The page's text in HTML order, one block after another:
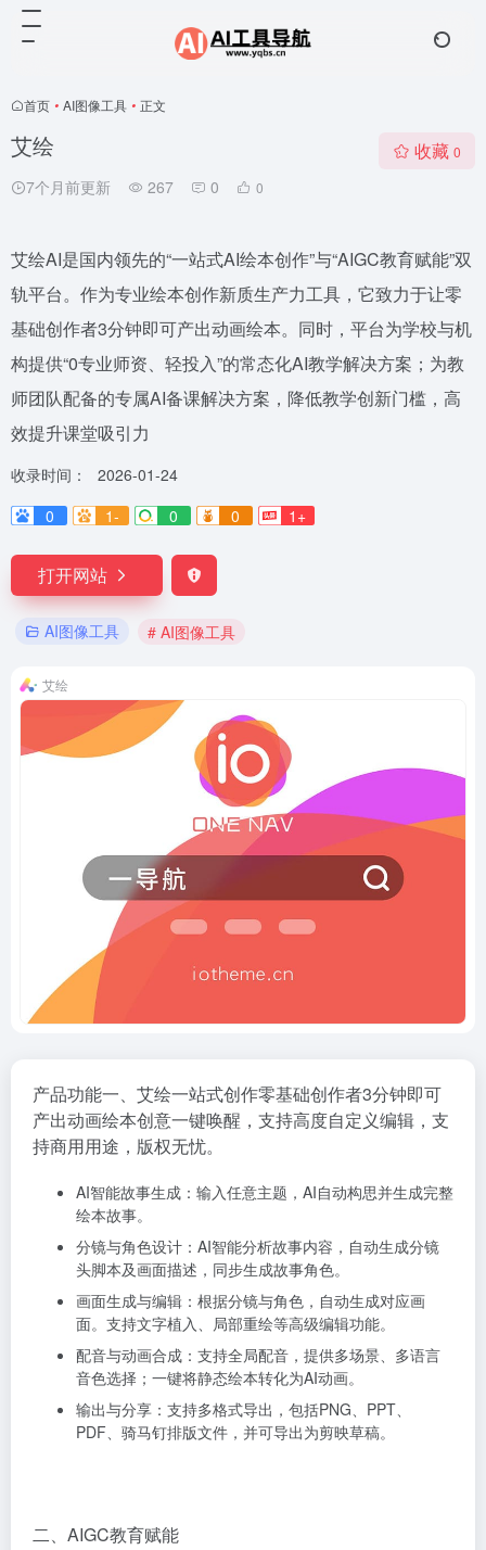
首页 • AI图像工具 • 正文
艾绘
7个月前更新 267 0 0
收藏 0
艾绘AI是国内领先的“一站式AI绘本创作”与“AIGC教育赋能”双
轨平台。作为专业绘本创作新质生产力工具，它致力于让零
基础创作者3分钟即可产出动画绘本。同时，平台为学校与机
构提供“0专业师资、轻投入”的常态化AI教学解决方案；为教
师团队配备的专属AI备课解决方案，降低教学创新门槛，高
效提升课堂吸引力
收录时间：
2026-01-24
0
1- 0 0 1+
打开网站
AI图像工具 # AI图像工具
艾绘
产品功能一、艾绘一站式创作零基础创作者3分钟即可
产出动画绘本创意一键唤醒，支持高度自定义编辑，支
持商用用途，版权无忧。
AI智能故事生成： 输入任意主题，AI自动构思并生成完整
绘本故事。
分镜与角色设计： AI智能分析故事内容，自动生成分镜
头脚本及画面描述，同步生成故事角色。
画面生成与编辑： 根据分镜与角色，自动生成对应画
面。支持文字植入、局部重绘等高级编辑功能。
配音与动画合成： 支持全局配音，提供多场景、多语言
音色选择；一键将静态绘本转化为AI动画。
输出与分享： 支持多格式导出，包括PNG、PPT、
PDF、骑马钉排版文件，并可导出为剪映草稿。
二、AIGC教育赋能